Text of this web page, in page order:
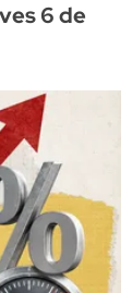
6 de